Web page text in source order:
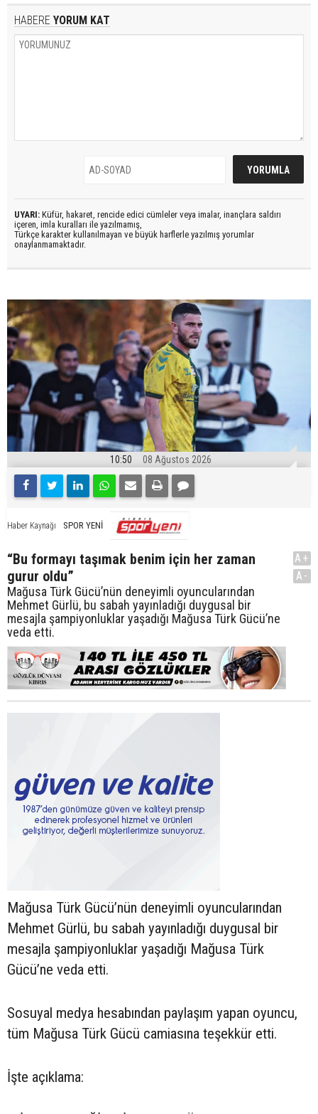
HABERE YORUM KAT
UYARI: Küfür, hakaret, rencide edici cümleler veya imalar, inançlara saldırı
içeren, imla kuralları ile yazılmamış,
Türkçe karakter kullanılmayan ve büyük harflerle yazılmış yorumlar
onaylanmamaktadır.
10:50 08 Ağustos 2026
Haber Kaynağı SPOR YENİ
“Bu formayı taşımak benim için her zaman
gurur oldu”
Mağusa Türk Gücü’nün deneyimli oyuncularından
Mehmet Gürlü, bu sabah yayınladığı duygusal bir
mesajla şampiyonluklar yaşadığı Mağusa Türk Gücü’ne
veda etti.
A+
A-
Mağusa Türk Gücü’nün deneyimli oyuncularından
Mehmet Gürlü, bu sabah yayınladığı duygusal bir
mesajla şampiyonluklar yaşadığı Mağusa Türk
Gücü’ne veda etti.
Sosuyal medya hesabından paylaşım yapan oyuncu,
tüm Mağusa Türk Gücü camiasına teşekkür etti.
İşte açıklama: